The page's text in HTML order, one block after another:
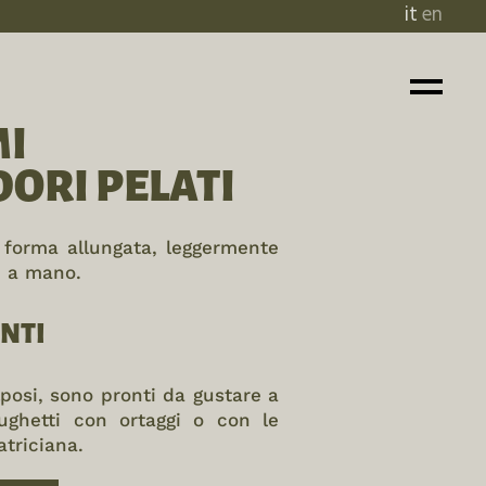
iten
PELATI
allungata, leggermente
mano.
sono pronti da gustare a
con ortaggi o con le